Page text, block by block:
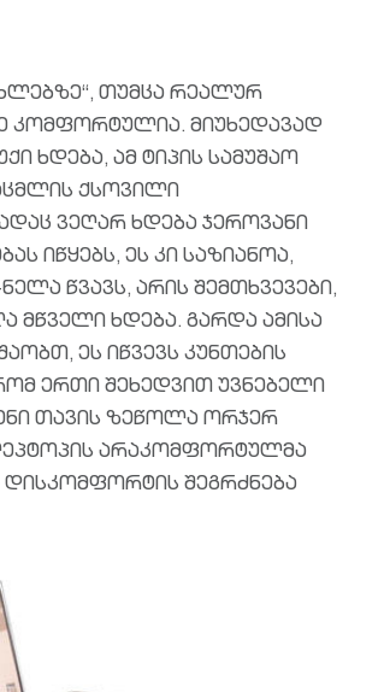
თუმცა რეალურ
კომფორტულია. მიუხედავად
ხდება, ამ ტიპის სამუშაო
ქსოვილი
ვეღარ ხდება ჯეროვანი
იწყებს, ეს კი საზიანოა,
წვავს, არის შემთხვევები,
ხდება. გარდა ამისა
ეს იწვევს კუნთების
ერთი შეხედვით უვნებელი
თავის ზეწოლა ორჯერ
არაკომფორტულმა
დისკომფორტის შეგრძნება